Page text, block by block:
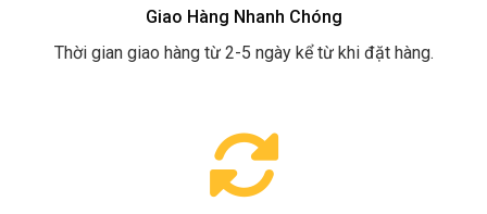
Giao Hàng Nhanh Chóng
Thời gian giao hàng từ 2-5 ngày kể từ khi đặt hàng.